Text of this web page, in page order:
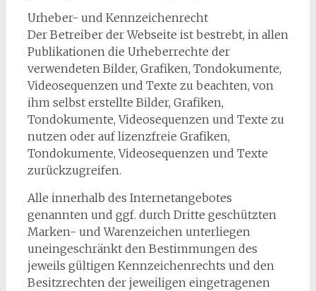
Urheber- und Kennzeichenrecht
Der Betreiber der Webseite ist bestrebt, in allen
Publikationen die Urheberrechte der
verwendeten Bilder, Grafiken, Tondokumente,
Videosequenzen und Texte zu beachten, von
ihm selbst erstellte Bilder, Grafiken,
Tondokumente, Videosequenzen und Texte zu
nutzen oder auf lizenzfreie Grafiken,
Tondokumente, Videosequenzen und Texte
zurückzugreifen.
Alle innerhalb des Internetangebotes
genannten und ggf. durch Dritte geschützten
Marken- und Warenzeichen unterliegen
uneingeschränkt den Bestimmungen des
jeweils gültigen Kennzeichenrechts und den
Besitzrechten der jeweiligen eingetragenen